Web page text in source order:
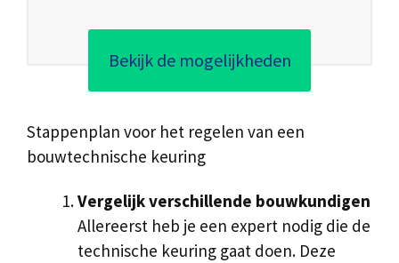
Bekijk de mogelijkheden
Stappenplan voor het regelen van een
bouwtechnische keuring
Vergelijk verschillende bouwkundigen
Allereerst heb je een expert nodig die de
technische keuring gaat doen. Deze